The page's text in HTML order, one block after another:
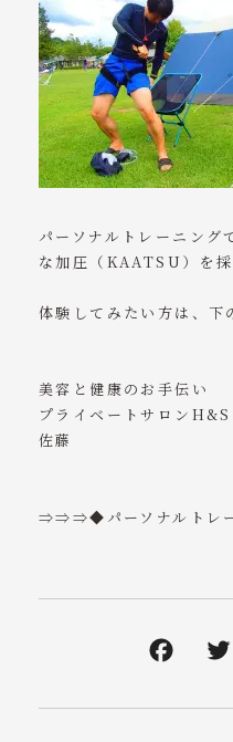
パーソナルトレーニング
な加圧（KAATSU）を採
体験してみたい方は、下
美容と健康のお手伝い
プライベートサロンH&S
佐藤
⇒⇒⇒◆パーソナルトレ